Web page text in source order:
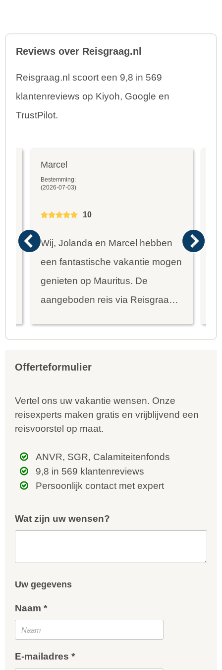
Reviews over Reisgraag.nl
Reisgraag.nl scoort een 9,8 in 569
klantenreviews op Kiyoh, Google en
TrustPilot.
Marcel
Bestemming:
(2026-07-03)
10
Wij, Jolanda en Marcel hebben
een fantastische vakantie mogen
genieten op Mauritus. De
aangeboden reis via Reisgraag
mooie dingen van het eiland te
Offerteformulier
Vertel ons uw vakantie wensen. Onze
reisexperts maken gratis en vrijblijvend een
reisvoorstel op maat.
ANVR, SGR, Calamiteitenfonds
9,8 in 569 klantenreviews
Persoonlijk contact met expert
Wat zijn uw wensen?
Uw gegevens
Naam *
E-mailadres *